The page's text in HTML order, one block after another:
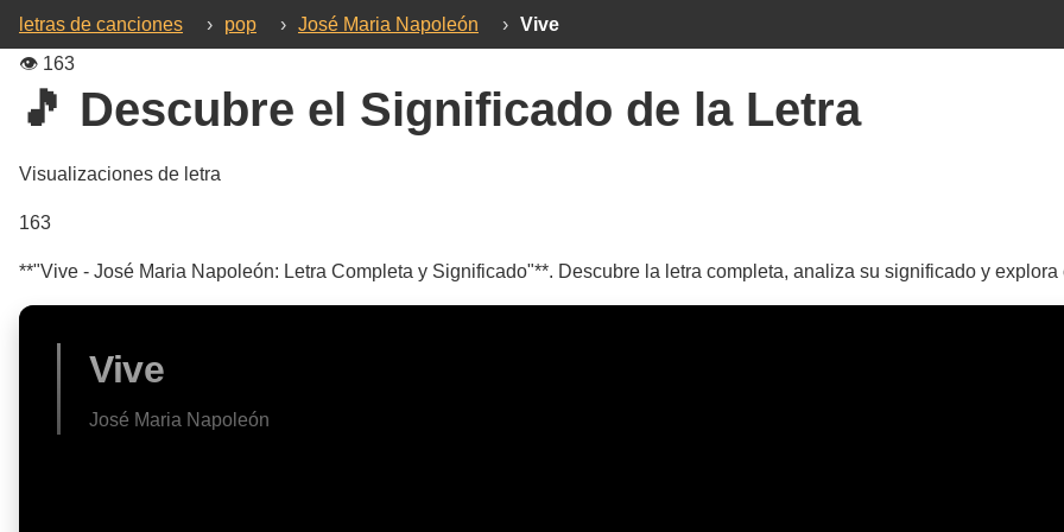
letras de canciones › pop › José Maria Napoleón › Vive
👁️ 163
🎵 Descubre el Significado de la Letra
Visualizaciones de letra
163
**"Vive - José Maria Napoleón: Letra Completa y Significado"**. Descubre la letra completa, analiza su significado y
Vive
José Maria Napoleón